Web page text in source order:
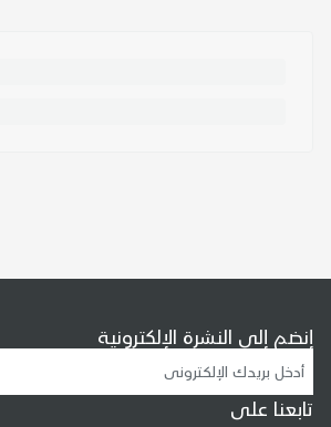
إنضم إلى النشرة الإلكترونية
تابعنا على